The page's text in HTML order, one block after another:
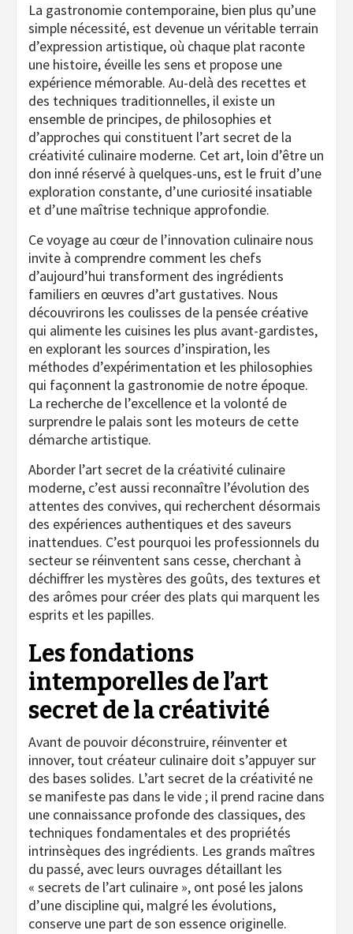
La gastronomie contemporaine, bien plus qu’une
simple nécessité, est devenue un véritable terrain
d’expression artistique, où chaque plat raconte
une histoire, éveille les sens et propose une
expérience mémorable. Au-delà des recettes et
des techniques traditionnelles, il existe un
ensemble de principes, de philosophies et
d’approches qui constituent l’art secret de la
créativité culinaire moderne. Cet art, loin d’être un
don inné réservé à quelques-uns, est le fruit d’une
exploration constante, d’une curiosité insatiable
et d’une maîtrise technique approfondie.
Ce voyage au cœur de l’innovation culinaire nous
invite à comprendre comment les chefs
d’aujourd’hui transforment des ingrédients
familiers en œuvres d’art gustatives. Nous
découvrirons les coulisses de la pensée créative
qui alimente les cuisines les plus avant-gardistes,
en explorant les sources d’inspiration, les
méthodes d’expérimentation et les philosophies
qui façonnent la gastronomie de notre époque.
La recherche de l’excellence et la volonté de
surprendre le palais sont les moteurs de cette
démarche artistique.
Aborder l’art secret de la créativité culinaire
moderne, c’est aussi reconnaître l’évolution des
attentes des convives, qui recherchent désormais
des expériences authentiques et des saveurs
inattendues. C’est pourquoi les professionnels du
secteur se réinventent sans cesse, cherchant à
déchiffrer les mystères des goûts, des textures et
des arômes pour créer des plats qui marquent les
esprits et les papilles.
Les fondations
intemporelles de l’art
secret de la créativité
Avant de pouvoir déconstruire, réinventer et
innover, tout créateur culinaire doit s’appuyer sur
des bases solides. L’art secret de la créativité ne
se manifeste pas dans le vide ; il prend racine dans
une connaissance profonde des classiques, des
techniques fondamentales et des propriétés
intrinsèques des ingrédients. Les grands maîtres
du passé, avec leurs ouvrages détaillant les
« secrets de l’art culinaire », ont posé les jalons
d’une discipline qui, malgré les évolutions,
conserve une part de son essence originelle.